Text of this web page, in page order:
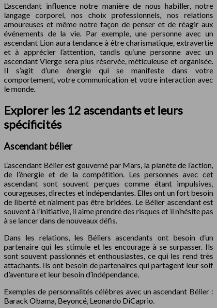
L’ascendant influence notre manière de nous habiller, notre
langage corporel, nos choix professionnels, nos relations
amoureuses et même notre façon de penser et de réagir aux
événements de la vie. Par exemple, une personne avec un
ascendant Lion aura tendance à être charismatique, extravertie
et à apprécier l’attention, tandis qu’une personne avec un
ascendant Vierge sera plus réservée, méticuleuse et organisée.
Il s’agit d’une énergie qui se manifeste dans votre
comportement, votre communication et votre interaction avec
le monde.
Explorer les 12 ascendants et leurs
spécificités
Ascendant bélier
L’ascendant Bélier est gouverné par Mars, la planète de l’action,
de l’énergie et de la compétition. Les personnes avec cet
ascendant sont souvent perçues comme étant impulsives,
courageuses, directes et indépendantes. Elles ont un fort besoin
de liberté et n’aiment pas être bridées. Le Bélier ascendant est
souvent à l’initiative, il aime prendre des risques et il n’hésite pas
à se lancer dans de nouveaux défis.
Dans les relations, les Béliers ascendants ont besoin d’un
partenaire qui les stimule et les encourage à se surpasser. Ils
sont souvent passionnés et enthousiastes, ce qui les rend très
attachants. Ils ont besoin de partenaires qui partagent leur soif
d’aventure et leur besoin d’indépendance.
Exemples de personnalités célèbres avec un ascendant Bélier :
Barack Obama, Beyoncé, Leonardo DiCaprio.